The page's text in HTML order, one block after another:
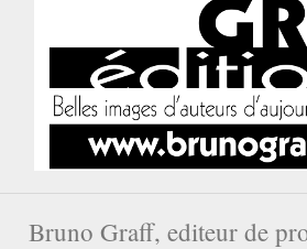
Bruno Graff, editeur de